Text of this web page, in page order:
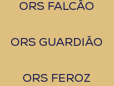
ORS FALCÃO
ORS GUARDIÃO
ORS FEROZ